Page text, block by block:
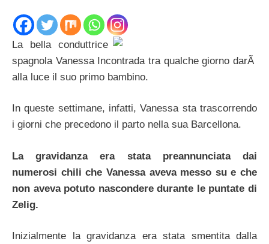
La bella conduttrice
spagnola Vanessa Incontrada tra qualche giorno darÃ
alla luce il suo primo bambino.
In queste settimane, infatti, Vanessa sta trascorrendo
i giorni che precedono il parto nella sua Barcellona.
La gravidanza era stata preannunciata dai
numerosi chili che Vanessa aveva messo su e che
non aveva potuto nascondere durante le puntate di
Zelig.
Inizialmente la gravidanza era stata smentita dalla